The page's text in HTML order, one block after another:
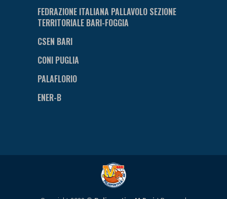
FEDRAZIONE ITALIANA PALLAVOLO SEZIONE
TERRITORIALE BARI-FOGGIA
CSEN BARI
CONI PUGLIA
PALAFLORIO
ENER-B